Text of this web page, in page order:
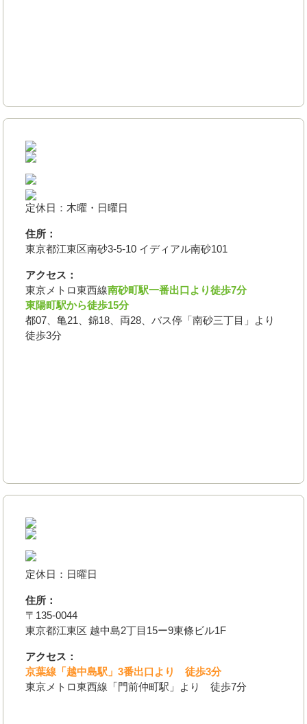
定休日：木曜・日曜日
住所：
東京都江東区南砂3-5-10 イディアル南砂101
アクセス：
東京メトロ東西線南砂町駅一番出口より徒歩7分
東陽町駅から徒歩15分
都07、亀21、錦18、両28、バス停「南砂三丁目」より
徒歩3分
定休日：日曜日
住所：
〒135-0044
東京都江東区 越中島2丁目15ー9東條ビル1F
アクセス：
京葉線「越中島駅」3番出口より 徒歩3分
東京メトロ東西線「門前仲町駅」より 徒歩7分